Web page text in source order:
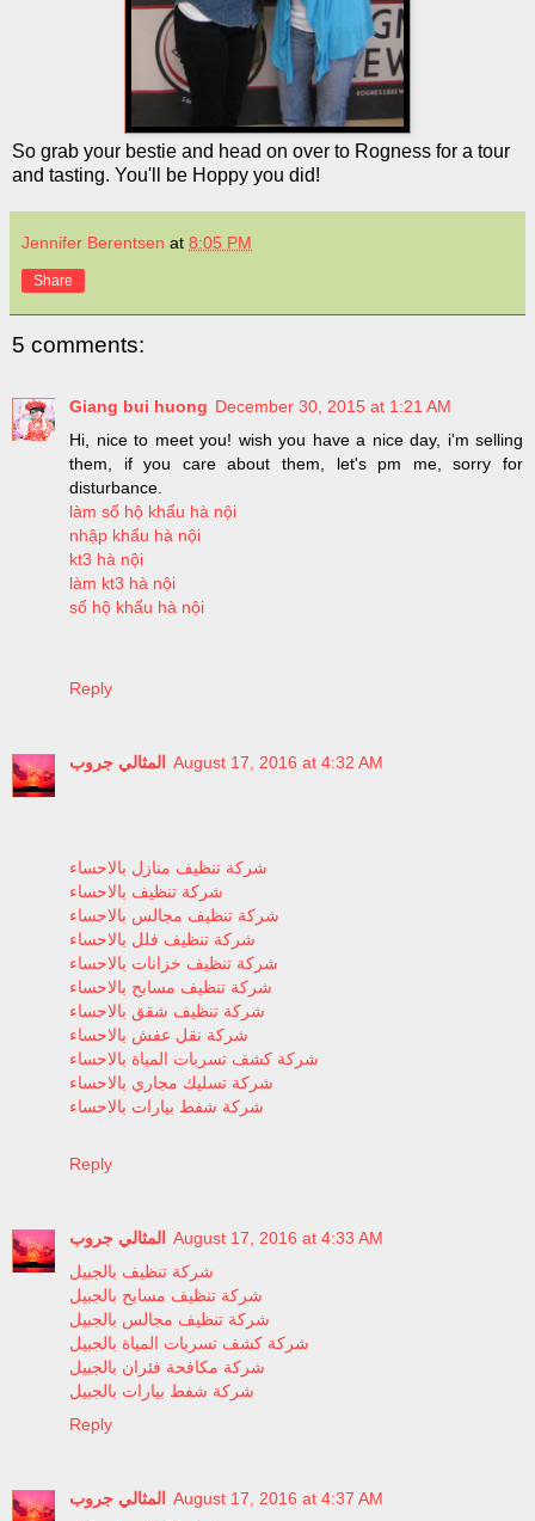
So grab your bestie and head on over to Rogness for a tour
and tasting. You'll be Hoppy you did!
Jennifer Berentsen at 8:05 PM
Share
5 comments:
Giang bui huong December 30, 2015 at 1:21 AM
Hi, nice to meet you! wish you have a nice day, i'm selling
them, if you care about them, let's pm me, sorry for
disturbance.
làm sổ hộ khẩu hà nội
nhập khẩu hà nội
kt3 hà nội
làm kt3 hà nội
sổ hộ khẩu hà nội
Reply
المثالي جروب August 17, 2016 at 4:32 AM
شركة تنظيف منازل بالاحساء
شركة تنظيف بالاحساء
شركة تنظيف مجالس بالاحساء
شركة تنظيف فلل بالاحساء
شركة تنظيف خزانات بالاحساء
شركة تنظيف مسابح بالاحساء
شركة تنظيف شقق بالاحساء
شركة نقل عفش بالاحساء
شركة كشف تسربات المياة بالاحساء
شركة تسليك مجاري بالاحساء
شركة شفط بيارات بالاحساء
Reply
المثالي جروب
August 17, 2016 at 4:33 AM
شركة تنظيف بالجبيل
شركة تنظيف مسابح بالجبيل
شركة تنظيف مجالس بالجبيل
شركة كشف تسربات المياة بالجبيل
شركة مكافحة فئران بالجبيل
شركة شفط بيارات بالجبيل
Reply
المثالي جروب
August 17, 2016 at 4:37 AM